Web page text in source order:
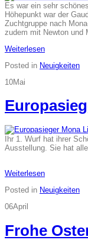
Es war ein sehr
Höhepunkt war der
Zuchtgruppe nach
zudem mit Newton und
Weiterlesen
Posted in Neuigkeiten
10Mai
Ihr 1. Wurf hat ihrer
Ausstellung. Sie hat
Weiterlesen
Posted in Neuigkeiten
06April
Frohe